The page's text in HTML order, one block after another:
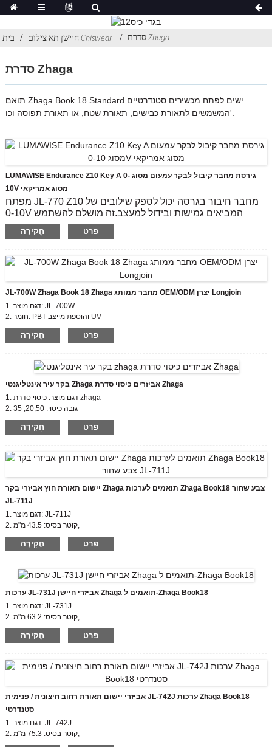
בית חיישן תא צילום Chiswear סדרת Zhaga
סדרת Zhaga
תואם Zhaga Book 18 Standard ישים לפתח מכשירים סטנדרטיים
המשמשים לתאורת כבישים, תאורת שטח, או תאורת תפוסה וכו'.
LUMAWISE Endurance Z10 Key A גירסת מחבר קיבול לבקר עמעום מסוג 0-
10V מסוג אמריקאי
מפתח JL-770 Z10 מחבר חיבור בגרסה יכול לספק שילובים של
0-10V המביאים גמישות ובידול למעצב.זה מושלם להשתמש
במודול בקר מתקדם, כולל עמעום תואם 0-10V, וחישה לאיסוף
מידע סביבתי או מחבר תקשורת IoT בין גוף התאורה לרשת
דגם: JL-770 דרגת זיהום:2
מתח אימפולס מדורג: 0.8KV
הגנת פגיעה גבוהה - דירוג IK09
עיצוב מלאכת איטום IP66 (אופציה)חוטים: אופציונלי
חֲקִירָה פרט
JL-700W Zhaga Book 18 Zhaga מחבר ממותג OEM/ODM יצרן Longjoin
1. דגם מוצר: JL-700W
2. חומר: PBT והוספת מייצב UV
3. מד לידים: התאמה אישית אופציונלית
חֲקִירָה פרט
בקר עיר אינטליגנטי Zhaga אביזרים כיסוי סדרת Zhaga
1. דגם מוצר: כיסוי סדרת zhaga
2. גובה כיסוי: 20,50, 35
3. תעודה: EU zhaga, CE
4. תואם תקן: zhaga book18חֲקִירָה פרט
יישום תאורת חוץ אביזרי בקר Zhaga תואמים לערכות Zhaga Book18 צבע שחור
JL-711J
1. דגם מוצר: JL-711J
2. קוטר בסיס: 43.5 מ"מ,
גובה כיסוי Zhaga: 35 מ"מ
3. תעודה: EU zhaga, CEחֲקִירָה פרט
ערכות JL-731J אביזרי חיישן Zhaga תואמים ל-Zhaga Book18
1. דגם מוצר: JL-731J
2. קוטר בסיס: 63.2 מ"מ,
גובה כיסוי Zhaga: 50 מ"מ
3. תעודה: EU zhaga, CEחֲקִירָה פרט
אביזרי יישום תאורת רחוב חיצונית / פנימית JL-742J ערכות Zhaga Book18
סטנדרטי
1. דגם מוצר: JL-742J
2. קוטר בסיס: 75.3 מ"מ,
גובה כיסוי Zhaga: 35/50 מ"מ